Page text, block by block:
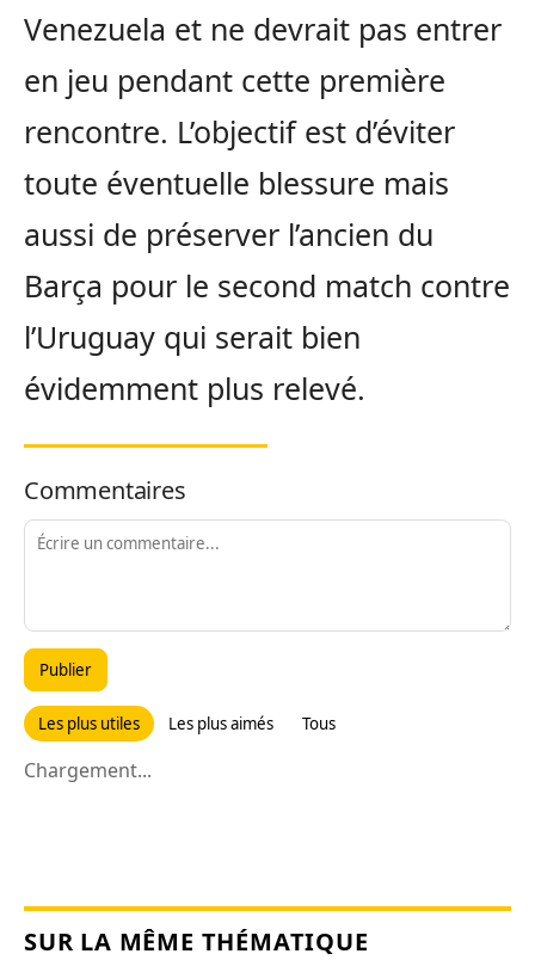
Venezuela et ne devrait pas entrer
en jeu pendant cette première
rencontre. L’objectif est d’éviter
toute éventuelle blessure mais
aussi de préserver l’ancien du
Barça pour le second match contre
l’Uruguay qui serait bien
évidemment plus relevé.
Commentaires
Publier
Les plus utiles Les plus aimés Tous
Chargement...
SUR LA MÊME THÉMATIQUE